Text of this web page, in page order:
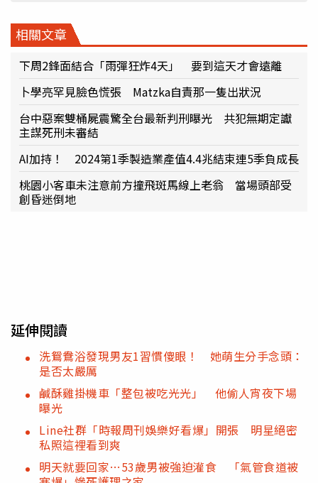
相關文章
下周2鋒面結合「雨彈狂炸4天」 要到這天才會遠離
卜學亮罕見臉色慌張 Matzka自責那一隻出狀況
台中惡案雙桶屍震驚全台最新判刑曝光 共犯無期定讞
主謀死刑未審結
AI加持！ 2024第1季製造業產值4.4兆結束連5季負成長
桃園小客車未注意前方撞飛斑馬線上老翁 當場頭部受
創昏迷倒地
延伸閱讀
洗鴛鴦浴發現男友1習慣傻眼！ 她萌生分手念頭：
是否太嚴厲
鹹酥雞掛機車「整包被吃光光」 他偷人宵夜下場
曝光
Line社群「時報周刊娛樂好看爆」開張 明星絕密
私照這裡看到爽
明天就要回家…53歲男被強迫灌食 「氣管食道被